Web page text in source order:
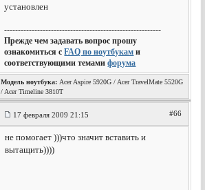
установлен
---------------------------------------------------------
Прежде чем задавать вопрос прошу
ознакомиться сFAQ по ноутбукам и
соответствующими темамифорума
Модель ноутбука: Acer Aspire 5920G / Acer TravelMate 5520G
/ Acer Timeline 3810T
17 февраля 2009 21:15 #66
не помогает )))что значит вставить и
вытащить))))